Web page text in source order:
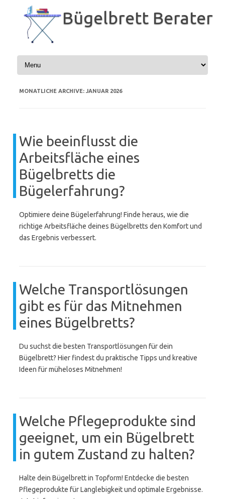
Inhalt
springen
Bügelbrett Berater
MONATLICHE ARCHIVE: JANUAR 2026
Wie beeinflusst die
Arbeitsfläche eines
Bügelbretts die
Bügelerfahrung?
Optimiere deine Bügelerfahrung! Finde heraus, wie die
richtige Arbeitsfläche deines Bügelbretts den Komfort und
das Ergebnis verbessert.
Welche Transportlösungen
gibt es für das Mitnehmen
eines Bügelbretts?
Du suchst die besten Transportlösungen für dein
Bügelbrett? Hier findest du praktische Tipps und kreative
Ideen für müheloses Mitnehmen!
Welche Pflegeprodukte sind
geeignet, um ein Bügelbrett
in gutem Zustand zu halten?
Halte dein Bügelbrett in Topform! Entdecke die besten
Pflegeprodukte für Langlebigkeit und optimale Ergebnisse.